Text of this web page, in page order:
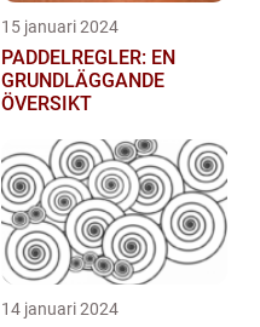
15 januari 2024
PADDELREGLER: EN
GRUNDLÄGGANDE
ÖVERSIKT
14 januari 2024